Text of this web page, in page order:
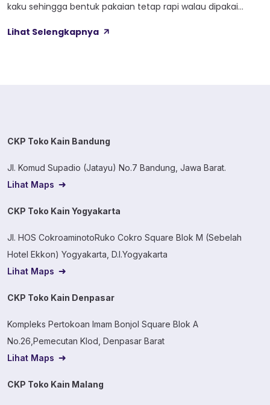
kaku sehingga bentuk pakaian tetap rapi walau dipakai
yaitu Cool Touch, Wicking Process, Anti Bacterial, dan Anti
Lihat Selengkapnya
CKP Toko Kain Bandung
Jl. Komud Supadio (Jatayu) No.7 Bandung, Jawa Barat.
Lihat Maps
CKP Toko Kain Yogyakarta
Jl. HOS CokroaminotoRuko Cokro Square Blok M (Sebelah
Hotel Ekkon) Yogyakarta, D.I.Yogyakarta
Lihat Maps
CKP Toko Kain Denpasar
Kompleks Pertokoan Imam Bonjol Square Blok A
No.26,Pemecutan Klod, Denpasar Barat
Lihat Maps
CKP Toko Kain Malang